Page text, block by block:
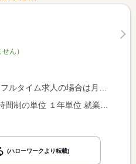
ん）
額）、パート求人の場合は時間額を表示しています。
(ハローワークより転載)